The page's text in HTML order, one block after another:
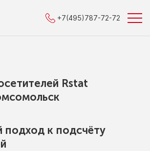
+7(495)787-72-72
Rstat
подход к подсчёту